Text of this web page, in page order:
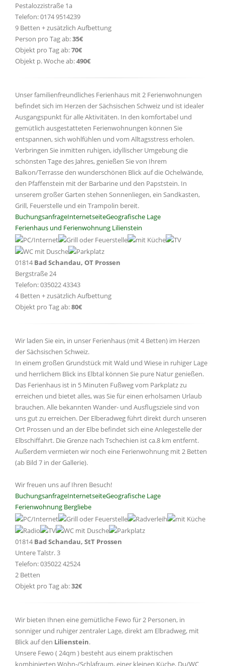
Pestalozzistraße 1a
Telefon: 0174 9514239
9 Betten + zusätzlich Aufbettung
Person pro Tag ab:35€
Objekt pro Tag ab:70€
Objekt p. Woche ab:490€
Unser familienfreundliches Ferienhaus mit 2 Ferienwohnungen
befindet sich im Herzen der Sächsischen Schweiz und ist idealer
Ausgangspunkt für alle Aktivitäten. In den komfortabel und
gemütlich ausgestatteten Ferienwohnungen können Sie
entspannen, sich wohlfühlen und vom Alltagsstress erholen.
Verbringen Sie inmitten ruhigen, idyllischer Umgebung die
schönsten Tage des Jahres, genießen Sie von Ihrem
Balkon/Terrasse den wunderschönen Blick auf die Ochelwände,
den Pfaffenstein mit der Barbarine und den Papststein. In
unserem großer Garten stehen Sonnenliegen, ein Sandkasten,
Grill, Feuerstelle und ein Trampolin bereit.
BuchungsanfrageInternetseiteGeografische Lage
Ferienhaus und Ferienwohnung Lilienstein
01814 Bad Schandau, OT Prossen
Bergstraße 24
Telefon: 035022 43343
4 Betten + zusätzlich Aufbettung
Objekt pro Tag ab:80€
Wir laden Sie ein, in unser Ferienhaus (mit 4 Betten) im Herzen
der Sächsischen Schweiz.
In einem großen Grundstück mit Wald und Wiese in ruhiger Lage
und herrlichem Blick ins Elbtal können Sie pure Natur genießen.
Das Ferienhaus ist in 5 Minuten Fußweg vom Parkplatz zu
erreichen und bietet alles, was Sie für einen erholsamen Urlaub
brauchen. Alle bekannten Wander- und Ausflugsziele sind von
uns gut zu erreichen. Der Elberadweg führt direkt durch unseren
Ort Prossen und an der Elbe befindet sich eine Anlegestelle der
Elbschiffahrt. Die Grenze nach Tschechien ist ca.8 km entfernt.
Außerdem vermieten wir noch eine Ferienwohnung mit 2 Betten
(ab Bild 7 in der Gallerie).
Wir freuen uns auf Ihren Besuch!
BuchungsanfrageInternetseiteGeografische Lage
Ferienwohnung Bergliebe
01814 Bad Schandau, StT Prossen
Untere Talstr. 3
Telefon: 035022 42524
2 Betten
Objekt pro Tag ab:32€
Wir bieten Ihnen eine gemütliche Fewo für 2 Personen, in
sonniger und ruhiger zentraler Lage, direkt am Elbradweg, mit
Blick auf den Lilienstein.
Unsere Fewo ( 24qm ) besteht aus einem praktischen
kombinierten Wohn-/Schlafraum, einer kleinen Küche, Du/WC